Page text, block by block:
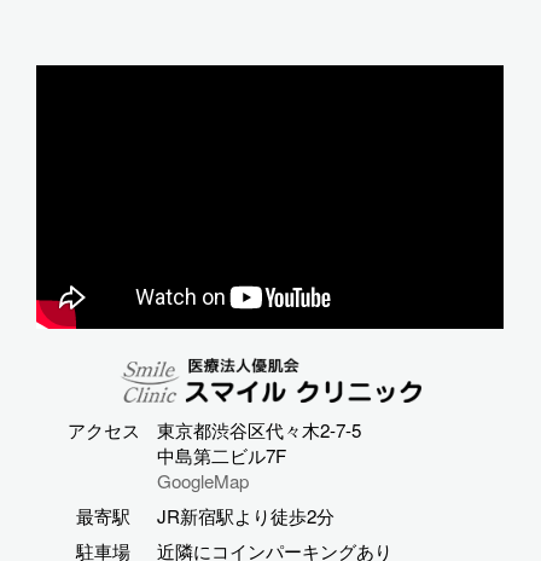
アクセス
東京都渋谷区代々木2-7-5
中島第二ビル7F
GoogleMap
最寄駅
JR新宿駅より徒歩2分
駐車場
近隣にコインパーキングあり